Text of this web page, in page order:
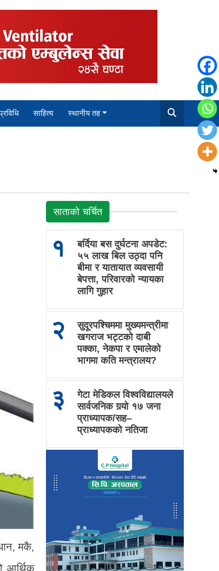
साहित्य स्थानीय तह
मकै,
आर्थिक
साताको चर्चित
१
बर्दिया बस दुर्घटना अपडेट:
५५ लाख बिल उठ्दा पनि
बीमा र यातायात व्यवसायी
बेपत्ता, परिवारको न्यायका
लागि गुहार
२
सुदूरपश्चिममा मुख्यमन्त्रीमा
खगराज भट्टको दाबी
पक्का, नेकपा र एमालेको
भागमा कति मन्त्रालय?
३
गेटा मेडिकल विश्वविद्यालयले
सार्वजनिक गर्‍यो १७ जना
प्राध्यापक/सह–
प्राध्यापकको नतिजा